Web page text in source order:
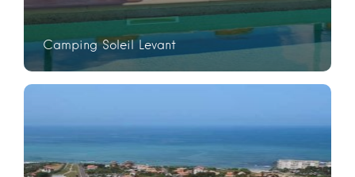
Camping Soleil Levant